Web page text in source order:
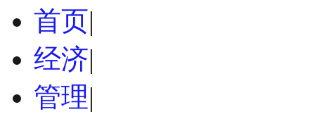
首页|
经济|
管理|